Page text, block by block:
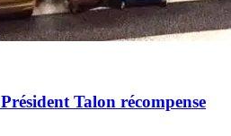
Talon récompense